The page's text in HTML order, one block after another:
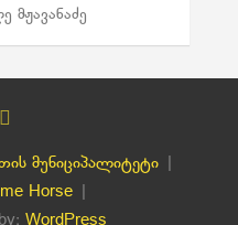
მჟავანაძე
მუნიციპალიტეტი
Horse
WordPress